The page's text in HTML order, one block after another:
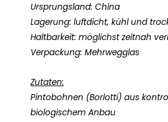
Ursprungsland: China
Lagerung: luftdicht, kühl und
Haltbarkeit: möglichst zeitnah
Verpackung: Mehrwegglas
Zutaten:
Pintobohnen (Borlotti) aus
biologischem Anbau